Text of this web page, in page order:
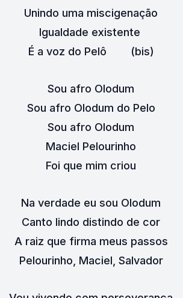
Unindo uma miscigenação
Igualdade existente
É a voz do Pelô        (bis)
Sou afro Olodum
Sou afro Olodum do Pelo
Sou afro Olodum
Maciel Pelourinho
Foi que mim criou
Na verdade eu sou Olodum
Canto lindo distindo de cor
A raiz que firma meus passos
Pelourinho, Maciel, Salvador